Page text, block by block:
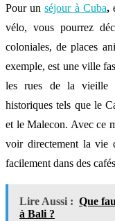
Pour unséjour à Cuba,
vélo, vous pourrez
coloniales, de places
exemple, est une ville
les rues de la vieille
historiques tels que le
et le Malecon. Avec ce
voir directement la vie
facilement dans des
Lire Aussi : Que
à Bali ?